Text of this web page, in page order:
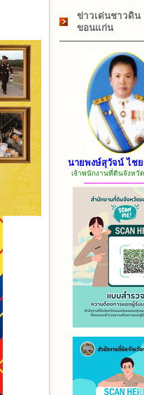
๑๗ กุมภาพันธ์ "วั
ข่าวเด่นชาวดิน
ขอนแก่น
นายพงษ์สุวัจน์ ไช
เจ้าพนักงานที่ดินจังหวั